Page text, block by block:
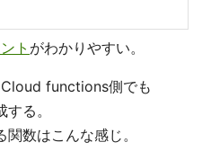
ト がわかりやすい。
functions側でも
る。
数はこんな感じ。